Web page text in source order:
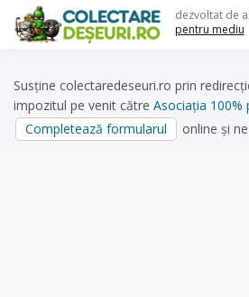
content
dezvoltat de
pentru mediu
Susține colectaredeseuri.ro prin
impozitul pe venit către Asociația 100%
Completează formularul
online și